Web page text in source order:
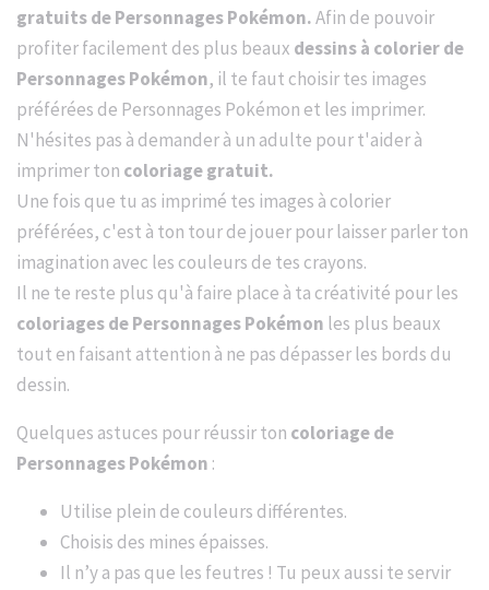
gratuits de Personnages Pokémon.Afin de pouvoir
profiter facilement des plus beaux dessins à colorier de
Personnages Pokémon, il te faut choisir tes images
préférées de Personnages Pokémon et les imprimer.
N'hésites pas à demander à un adulte pour t'aider à
imprimer ton coloriage gratuit.
Une fois que tu as imprimé tes images à colorier
préférées, c'est à ton tour de jouer pour laisser parler ton
imagination avec les couleurs de tes crayons.
Il ne te reste plus qu'à faire place à ta créativité pour les
coloriages de Personnages Pokémon les plus beaux
tout en faisant attention à ne pas dépasser les bords du
dessin.
Quelques astuces pour réussir ton coloriage de
Personnages Pokémon :
Utilise plein de couleurs différentes.
Choisis des mines épaisses.
Il n’y a pas que les feutres ! Tu peux aussi te servir